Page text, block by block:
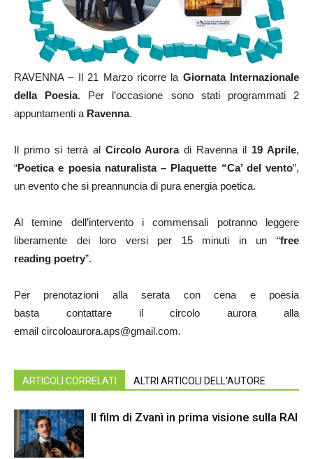
RAVENNA – Il 21 Marzo ricorre la Giornata Internazionale
della Poesia. Per l’occasione sono stati programmati 2
appuntamenti a Ravenna.
Il primo si terrà al Circolo Auroradi Ravenna il 19 Aprile,
“Poetica e poesia naturalista – Plaquette “Ca’ del vento”,
un evento che si preannuncia di pura energia poetica.
Al temine dell’intervento i commensali potranno leggere
liberamente dei loro versi per 15 minuti in un “free
reading poetry”.
Per prenotazioni alla serata concena e poesia
basta contattare il circolo aurora alla
email circoloaurora.aps@gmail.com.
ARTICOLI CORRELATI ALTRI ARTICOLI DELL'AUTORE
Il film di Zvanì in prima visione sulla RAI